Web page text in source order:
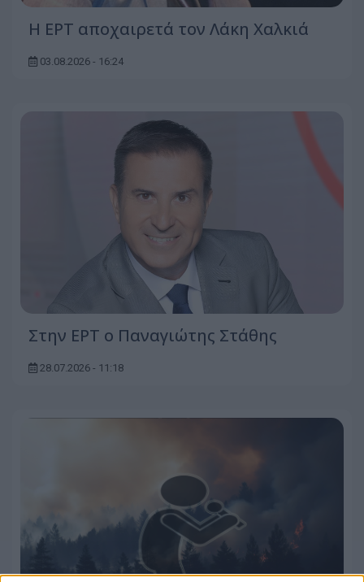
Η ΕΡΤ αποχαιρετά τον Λάκη Χαλκιά
03.08.2026 - 16:24
Στην ΕΡΤ ο Παναγιώτης Στάθης
28.07.2026 - 11:18